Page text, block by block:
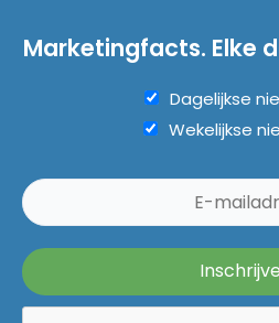
Marketingfacts. Elke
Dagelijkse
Wekelijkse